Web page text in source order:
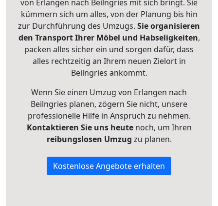
von Erlangen nach Beilngries mit sich bringt. Sie
kümmern sich um alles, von der Planung bis hin
zur Durchführung des Umzugs. Sie organisieren
den Transport Ihrer Möbel und Habseligkeiten,
packen alles sicher ein und sorgen dafür, dass
alles rechtzeitig an Ihrem neuen Zielort in
Beilngries ankommt.
Wenn Sie einen Umzug von Erlangen nach
Beilngries planen, zögern Sie nicht, unsere
professionelle Hilfe in Anspruch zu nehmen.
Kontaktieren Sie uns heutenoch, um Ihren
reibungslosen Umzug zu planen.
Kostenlose Angebote erhalten